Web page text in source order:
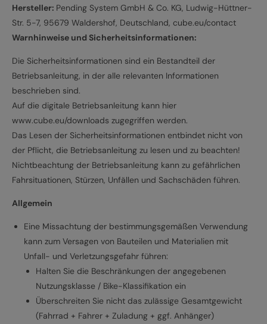
Hersteller: Pending System GmbH & Co. KG, Ludwig-Hüttner-
Str. 5-7, 95679 Waldershof, Deutschland, cube.eu/contact
Warnhinweise und Sicherheitsinformationen:
Die Sicherheitsinformationen sind ein Bestandteil der
Betriebsanleitung, in der alle relevanten Informationen
beschrieben sind.
Auf die digitale Betriebsanleitung kann hier
www.cube.eu/downloads zugegriffen werden.
Das Lesen der Sicherheitsinformationen entbindet nicht von
der Pflicht, die Betriebsanleitung zu lesen und zu beachten!
Nichtbeachtung der Betriebsanleitung kann zu gefährlichen
Fahrsituationen, Stürzen, Unfällen und Sachschäden führen.
Allgemein
Eine Missachtung der bestimmungsgemäßen Verwendung
kann zum Versagen von Bauteilen und Materialien mit
Unfall- und Verletzungsgefahr führen:
Halten Sie die Beschränkungen der angegebenen
Nutzungsklasse / Bike-Klassifikation ein
Überschreiten Sie nicht das zulässige Gesamtgewicht
(Fahrrad + Fahrer + Zuladung + ggf. Anhänger)